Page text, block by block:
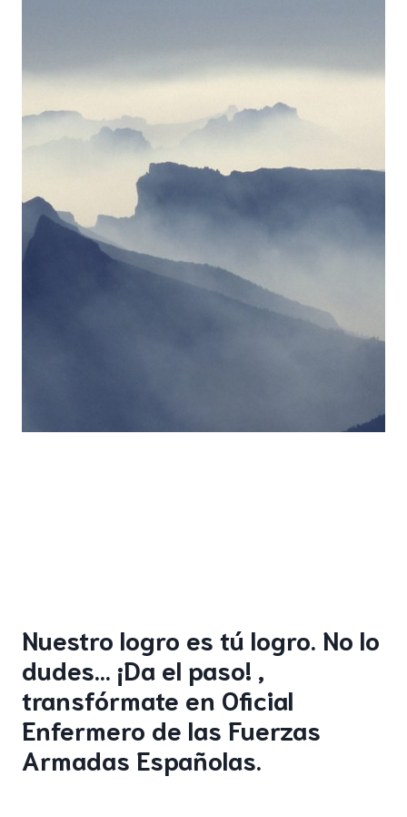
Nuestro logro es tú logro. No lo
dudes… ¡Da el paso! ,
transfórmate en Oficial
Enfermero de las Fuerzas
Armadas Españolas.